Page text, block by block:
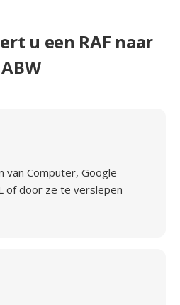
u een RAF naar
ABW
van Computer, Google
of door ze te verslepen